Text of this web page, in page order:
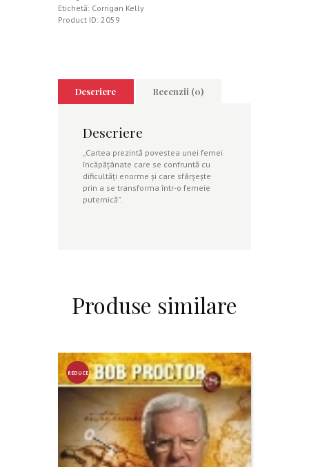
Etichetă: Corrigan Kelly
Product ID: 2059
Descriere Recenzii (0)
Descriere
„Cartea prezintă povestea unei femei
încăpăţânate care se confruntă cu
dificultăţi enorme şi care sfârşeşte
prin a se transforma într-o femeie
puternică”.
Produse similare
REDUCE